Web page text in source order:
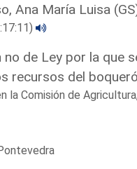
Ana María Luisa
no de Ley por la que
recursos del
la Comisión de